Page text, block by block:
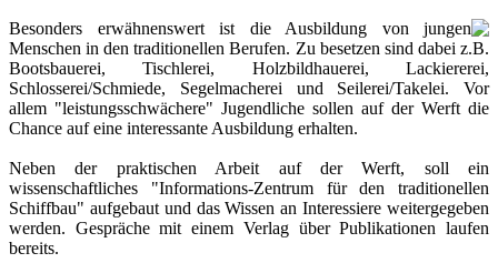
Besonders erwähnenswert ist die Ausbildung von jungen
Menschen in den traditionellen Berufen. Zu besetzen sind dabei z.B.
Bootsbauerei, Tischlerei, Holzbildhauerei, Lackiererei,
Schlosserei/Schmiede, Segelmacherei und Seilerei/Takelei. Vor
allem "leistungsschwächere" Jugendliche sollen auf der Werft die
Chance auf eine interessante Ausbildung erhalten.
Neben der praktischen Arbeit auf der Werft, soll ein
wissenschaftliches "Informations-Zentrum für den traditionellen
Schiffbau" aufgebaut und das Wissen an Interessiere weitergegeben
werden. Gespräche mit einem Verlag über Publikationen laufen
bereits.